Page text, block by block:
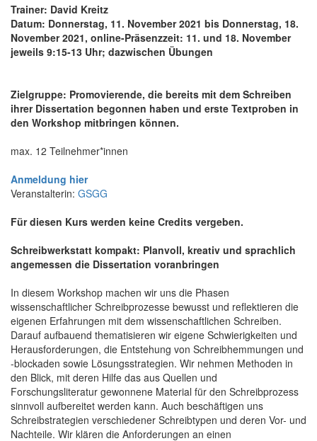
Trainer: David Kreitz
Datum: Donnerstag, 11. November 2021 bis Donnerstag, 18.
November 2021, online-Präsenzzeit: 11. und 18. November
jeweils 9:15-13 Uhr; dazwischen Übungen
Zielgruppe: Promovierende, die bereits mit dem Schreiben
ihrer Dissertation begonnen haben und erste Textproben in
den Workshop mitbringen können.
max. 12 Teilnehmer*innen
Anmeldung hier
Veranstalterin: GSGG
Für diesen Kurs werden keine Credits vergeben.
Schreibwerkstatt kompakt: Planvoll, kreativ und sprachlich
angemessen die Dissertation voranbringen
In diesem Workshop machen wir uns die Phasen
wissenschaftlicher Schreibprozesse bewusst und reflektieren die
eigenen Erfahrungen mit dem wissenschaftlichen Schreiben.
Darauf aufbauend thematisieren wir eigene Schwierigkeiten und
Herausforderungen, die Entstehung von Schreibhemmungen und
-blockaden sowie Lösungsstrategien. Wir nehmen Methoden in
den Blick, mit deren Hilfe das aus Quellen und
Forschungsliteratur gewonnene Material für den Schreibprozess
sinnvoll aufbereitet werden kann. Auch beschäftigen uns
Schreibstrategien verschiedener Schreibtypen und deren Vor- und
Nachteile. Wir klären die Anforderungen an einen